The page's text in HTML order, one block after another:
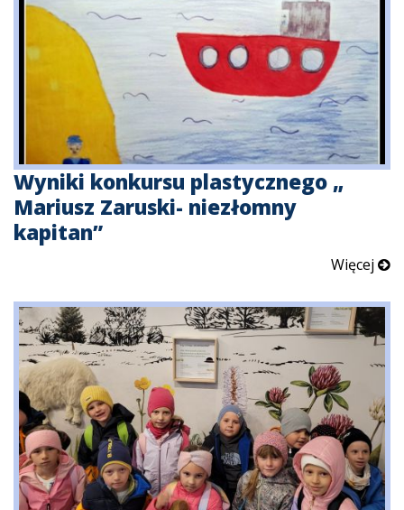
Wyniki konkursu plastycznego „
Mariusz Zaruski- niezłomny
kapitan”
Więcej